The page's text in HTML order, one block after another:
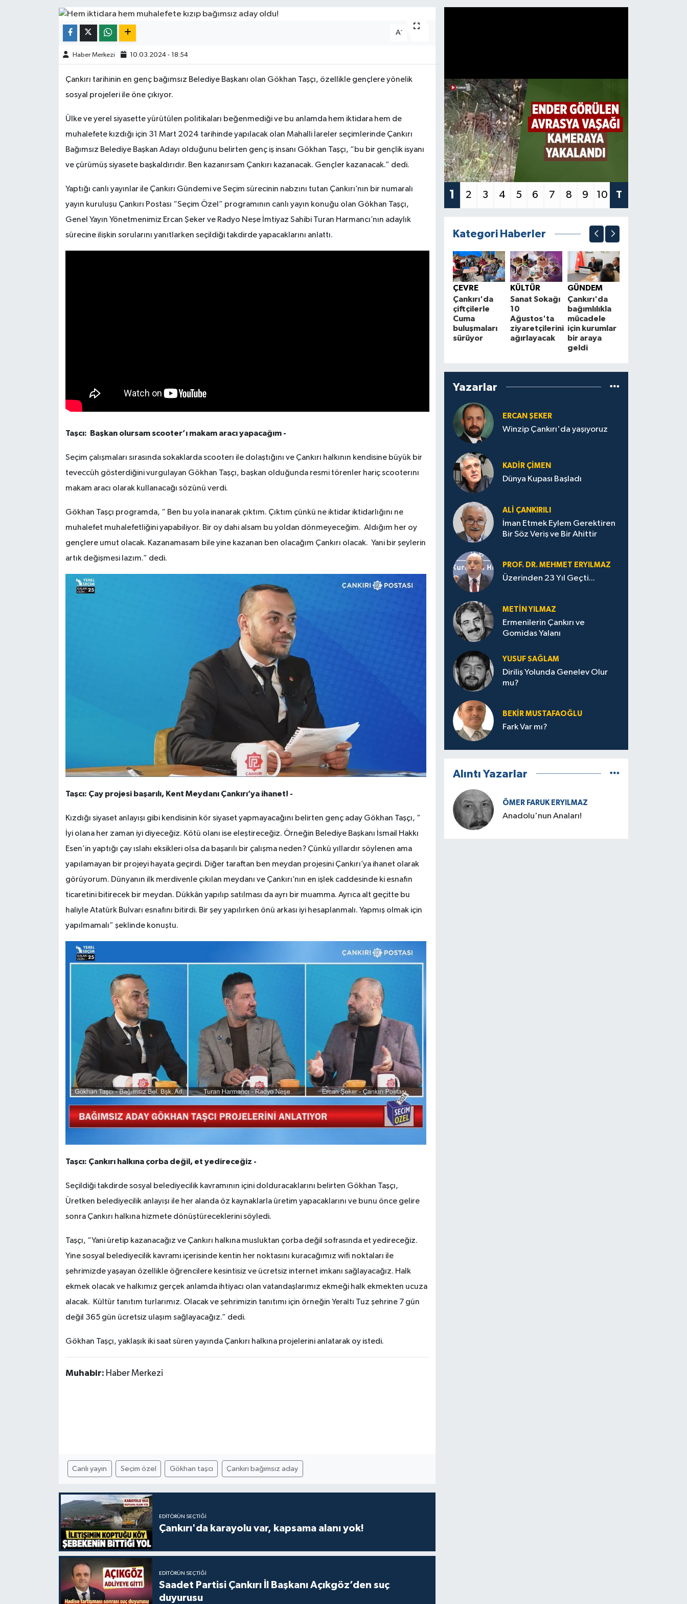
A-
Haber Merkezi 10.03.2024 - 18:54
Çankırı tarihinin en genç bağımsız Belediye Başkanı olan Gökhan Taşçı, özellikle gençlere yönelik
sosyal projeleri ile öne çıkıyor.
Ülke ve yerel siyasette yürütülen politikaları beğenmediği ve bu anlamda hem iktidara hem de
muhalefete kızdığı için 31 Mart 2024 tarihinde yapılacak olan Mahalli İareler seçimlerinde Çankırı
Bağımsız Belediye Başkan Adayı olduğunu belirten genç iş insanı Gökhan Taşçı, “bu bir gençlik isyanı
ve çürümüş siyasete başkaldırıdır. Ben kazanırsam Çankırı kazanacak. Gençler kazanacak.” dedi.
Yaptığı canlı yayınlar ile Çankırı Gündemi ve Seçim sürecinin nabzını tutan Çankırı’nın bir numaralı
yayın kuruluşu Çankırı Postası “Seçim Özel” programının canlı yayın konuğu olan Gökhan Taşçı,
Genel Yayın Yönetmenimiz Ercan Şeker ve Radyo Neşe İmtiyaz Sahibi Turan Harmancı’nın adaylık
sürecine ilişkin sorularını yanıtlarken seçildiği takdirde yapacaklarını anlattı.
Taşcı: Başkan olursam scooter’ı makam aracı yapacağım -
Seçim çalışmaları sırasında sokaklarda scooterı ile dolaştığını ve Çankırı halkının kendisine büyük bir
teveccüh gösterdiğini vurgulayan Gökhan Taşçı, başkan olduğunda resmi törenler hariç scooterını
makam aracı olarak kullanacağı sözünü verdi.
Gökhan Taşçı programda, “ Ben bu yola inanarak çıktım. Çıktım çünkü ne iktidar iktidarlığını ne
muhalefet muhalefetliğini yapabiliyor. Bir oy dahi alsam bu yoldan dönmeyeceğim. Aldığım her oy
gençlere umut olacak. Kazanamasam bile yine kazanan ben olacağım Çankırı olacak. Yani bir şeylerin
artık değişmesi lazım.” dedi.
Taşcı: Çay projesi başarılı, Kent Meydanı Çankırı’ya ihanet! -
Kızdığı siyaset anlayışı gibi kendisinin kör siyaset yapmayacağını belirten genç aday Gökhan Taşçı, “
İyi olana her zaman iyi diyeceğiz. Kötü olanı ise eleştireceğiz. Örneğin Belediye Başkanı İsmail Hakkı
Esen’in yaptığı çay ıslahı eksikleri olsa da başarılı bir çalışma neden? Çünkü yıllardır söylenen ama
yapılamayan bir projeyi hayata geçirdi. Diğer taraftan ben meydan projesini Çankırı’ya ihanet olarak
görüyorum. Dünyanın ilk merdivenle çıkılan meydanı ve Çankırı’nın en işlek caddesinde ki esnafın
ticaretini bitirecek bir meydan. Dükkân yapılıp satılması da ayrı bir muamma. Ayrıca alt geçitte bu
haliyle Atatürk Bulvarı esnafını bitirdi. Bir şey yapılırken önü arkası iyi hesaplanmalı. Yapmış olmak için
yapılmamalı” şeklinde konuştu.
Taşcı: Çankırı halkına çorba değil, et yedireceğiz -
Seçildiği takdirde sosyal belediyecilik kavramının içini dolduracaklarını belirten Gökhan Taşçı,
Üretken belediyecilik anlayışı ile her alanda öz kaynaklarla üretim yapacaklarını ve bunu önce gelire
sonra Çankırı halkına hizmete dönüştüreceklerini söyledi.
Taşçı, “Yani üretip kazanacağız ve Çankırı halkına musluktan çorba değil sofrasında et yedireceğiz.
Yine sosyal belediyecilik kavramı içerisinde kentin her noktasını kuracağımız wifi noktaları ile
şehrimizde yaşayan özellikle öğrencilere kesintisiz ve ücretsiz internet imkanı sağlayacağız. Halk
ekmek olacak ve halkımız gerçek anlamda ihtiyacı olan vatandaşlarımız ekmeği halk ekmekten ucuza
alacak. Kültür tanıtım turlarımız. Olacak ve şehrimizin tanıtımı için örneğin Yeraltı Tuz şehrine 7 gün
değil 365 gün ücretsiz ulaşım sağlayacağız.” dedi.
Gökhan Taşçı, yaklaşık iki saat süren yayında Çankırı halkına projelerini anlatarak oy istedi.
Muhabir: Haber Merkezi
Canlı yayın Seçim özel Gökhan taşcı Çankırı bağımsız aday
EDITÖRÜN SEÇTIĞI
Çankırı'da karayolu var, kapsama alanı yok!
EDITÖRÜN SEÇTIĞI
Saadet Partisi Çankırı İl Başkanı Açıkgöz’den suç
duyurusu
1 2 3 4 5 6 7 8 9 10 T
Kategori Haberler
ÇEVRE
Çankırı'da
çiftçilerle
Cuma
buluşmaları
sürüyor
KÜLTÜR
Sanat Sokağı
10
Ağustos'ta
ziyaretçilerini
ağırlayacak
GÜNDEM
Çankırı'da
bağımlılıkla
mücadele
için kurumlar
bir araya
geldi
Yazarlar
ERCAN ŞEKER
Winzip Çankırı'da yaşıyoruz
KADIR ÇIMEN
Dünya Kupası Başladı
ALI ÇANKIRILI
İman Etmek Eylem Gerektiren
Bir Söz Veriş ve Bir Ahittir
PROF. DR. MEHMET ERYILMAZ
Üzerinden 23 Yıl Geçti...
METIN YILMAZ
Ermenilerin Çankırı ve
Gomidas Yalanı
YUSUF SAĞLAM
Diriliş Yolunda Genelev Olur
mu?
BEKIR MUSTAFAOĞLU
Fark Var mı?
Alıntı Yazarlar
ÖMER FARUK ERYILMAZ
Anadolu'nun Anaları!
MAGAZİN
BİLİM&TEKNOLOJİ